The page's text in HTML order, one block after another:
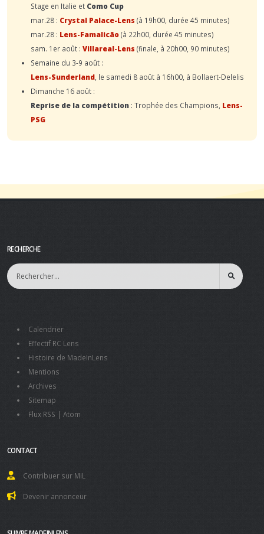
Stage en Italie et Como Cup
mar.28 : Crystal Palace-Lens (à 19h00, durée 45 minutes)
mar.28 : Lens-Famalicão(à 22h00, durée 45 minutes)
sam. 1er août : Villareal-Lens (finale, à 20h00, 90 minutes)
Semaine du 3-9 août :
Lens-Sunderland , le samedi 8 août à 16h00, à Bollaert-Delelis
Dimanche 16 août :
Reprise de la compétition : Trophée des Champions, Lens-
PSG
RECHERCHE
Calendrier
Effectif RC Lens
Histoire de MadeInLens
Mentions
Archives
Sitemap
Flux RSS | Atom
CONTACT
Contribuer sur MiL
Devenir annonceur